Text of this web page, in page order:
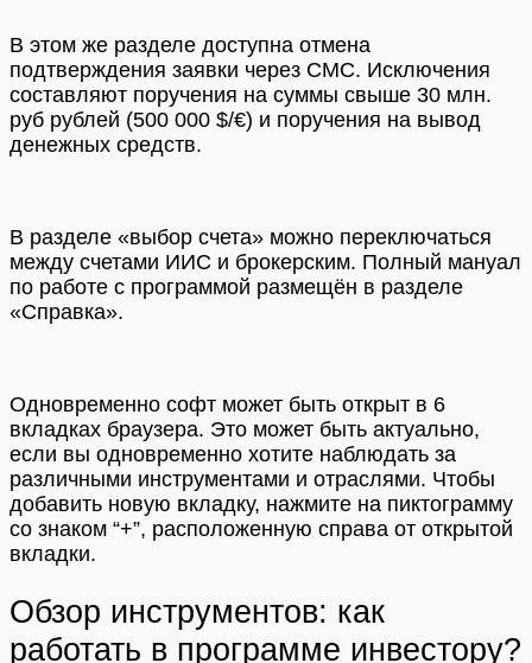
В этом же разделе доступна отмена
подтверждения заявки через СМС. Исключения
составляют поручения на суммы свыше 30 млн.
руб рублей (500 000 $/€) и поручения на вывод
денежных средств.
В разделе «выбор счета» можно переключаться
между счетами ИИС и брокерским. Полный мануал
по работе с программой размещён в разделе
«Справка».
Одновременно софт может быть открыт в 6
вкладках браузера. Это может быть актуально,
если вы одновременно хотите наблюдать за
различными инструментами и отраслями. Чтобы
добавить новую вкладку, нажмите на пиктограмму
со знаком “+”, расположенную справа от открытой
вкладки.
Обзор инструментов: как
работать в программе инвестору?